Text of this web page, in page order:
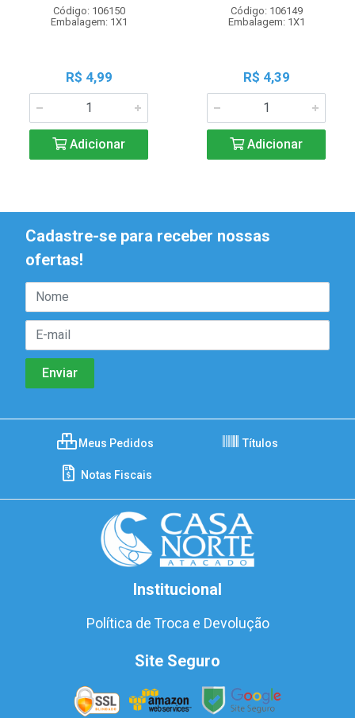
Código: 106150
Embalagem: 1X1
R$ 4,99
Adicionar
Código: 106149
Embalagem: 1X1
R$ 4,39
Adicionar
Cadastre-se para receber nossas
ofertas!
Meus Pedidos Títulos
Notas Fiscais
Institucional
Política de Troca e Devolução
Site Seguro